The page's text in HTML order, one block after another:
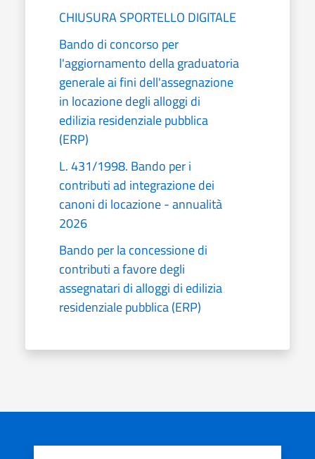
CHIUSURA SPORTELLO DIGITALE
Bando di concorso per
l'aggiornamento della graduatoria
generale ai fini dell'assegnazione
in locazione degli alloggi di
edilizia residenziale pubblica
(ERP)
L. 431/1998. Bando per i
contributi ad integrazione dei
canoni di locazione - annualità
2026
Bando per la concessione di
contributi a favore degli
assegnatari di alloggi di edilizia
residenziale pubblica (ERP)